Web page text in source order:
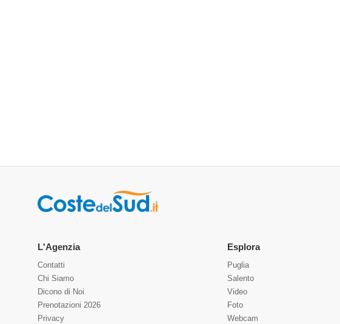
L'Agenzia
Contatti
Chi Siamo
Dicono di Noi
Prenotazioni 2026
Privacy
Esplora
Puglia
Salento
Video
Foto
Webcam